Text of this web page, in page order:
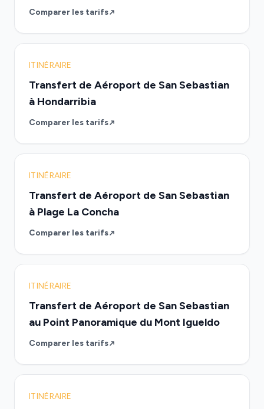
Comparer les tarifs
ITINÉRAIRE
Transfert de Aéroport de San Sebastian
à Hondarribia
Comparer les tarifs
ITINÉRAIRE
Transfert de Aéroport de San Sebastian
à Plage La Concha
Comparer les tarifs
ITINÉRAIRE
Transfert de Aéroport de San Sebastian
au Point Panoramique du Mont Igueldo
Comparer les tarifs
ITINÉRAIRE